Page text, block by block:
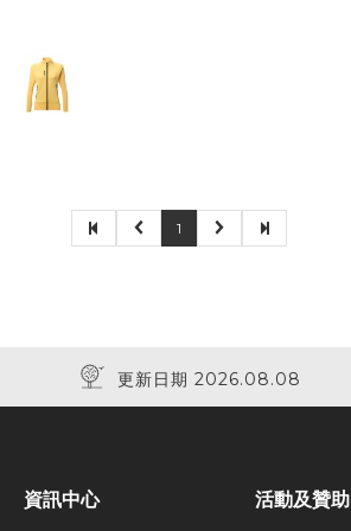
1
更新日期 2026.08.08
資訊中心 活動及贊助